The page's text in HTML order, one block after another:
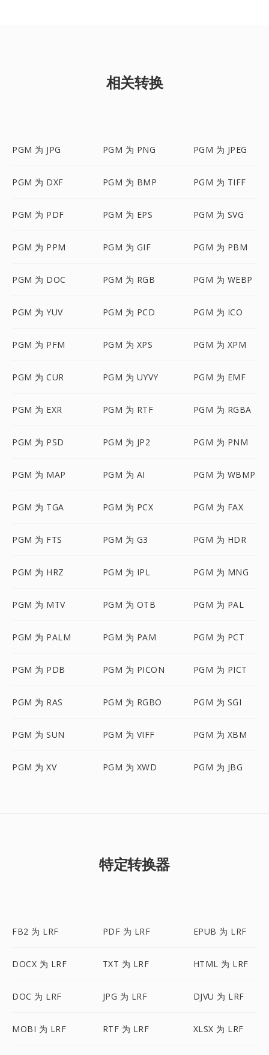
相关转换
PGM 为 JPG PGM 为 PNG PGM 为 JPEG
PGM 为 DXF PGM 为 BMP PGM 为 TIFF
PGM 为 PDF PGM 为 EPS PGM 为 SVG
PGM 为 PPM PGM 为 GIF PGM 为 PBM
PGM 为 DOC PGM 为 RGB PGM 为 WEBP
PGM 为 YUV PGM 为 PCD PGM 为 ICO
PGM 为 PFM PGM 为 XPS PGM 为 XPM
PGM 为 CUR PGM 为 UYVY PGM 为 EMF
PGM 为 EXR PGM 为 RTF PGM 为 RGBA
PGM 为 PSD PGM 为 JP2 PGM 为 PNM
PGM 为 MAP PGM 为 AI PGM 为 WBMP
PGM 为 TGA PGM 为 PCX PGM 为 FAX
PGM 为 FTS PGM 为 G3 PGM 为 HDR
PGM 为 HRZ PGM 为 IPL PGM 为 MNG
PGM 为 MTV PGM 为 OTB PGM 为 PAL
PGM 为 PALM PGM 为 PAM PGM 为 PCT
PGM 为 PDB PGM 为 PICON PGM 为 PICT
PGM 为 RAS PGM 为 RGBO PGM 为 SGI
PGM 为 SUN PGM 为 VIFF PGM 为 XBM
PGM 为 XV PGM 为 XWD PGM 为 JBG
特定转换器
FB2 为 LRF PDF 为 LRF EPUB 为 LRF
DOCX 为 LRF TXT 为 LRF HTML 为 LRF
DOC 为 LRF JPG 为 LRF DJVU 为 LRF
MOBI 为 LRF RTF 为 LRF XLSX 为 LRF